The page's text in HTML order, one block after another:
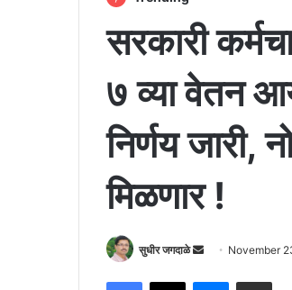
सरकारी
७ व्या वेतन
निर्णय जारी,
मिळणार !
सुधीर जगदाळे
Send November
Facebook
X Messenger
Share via Email